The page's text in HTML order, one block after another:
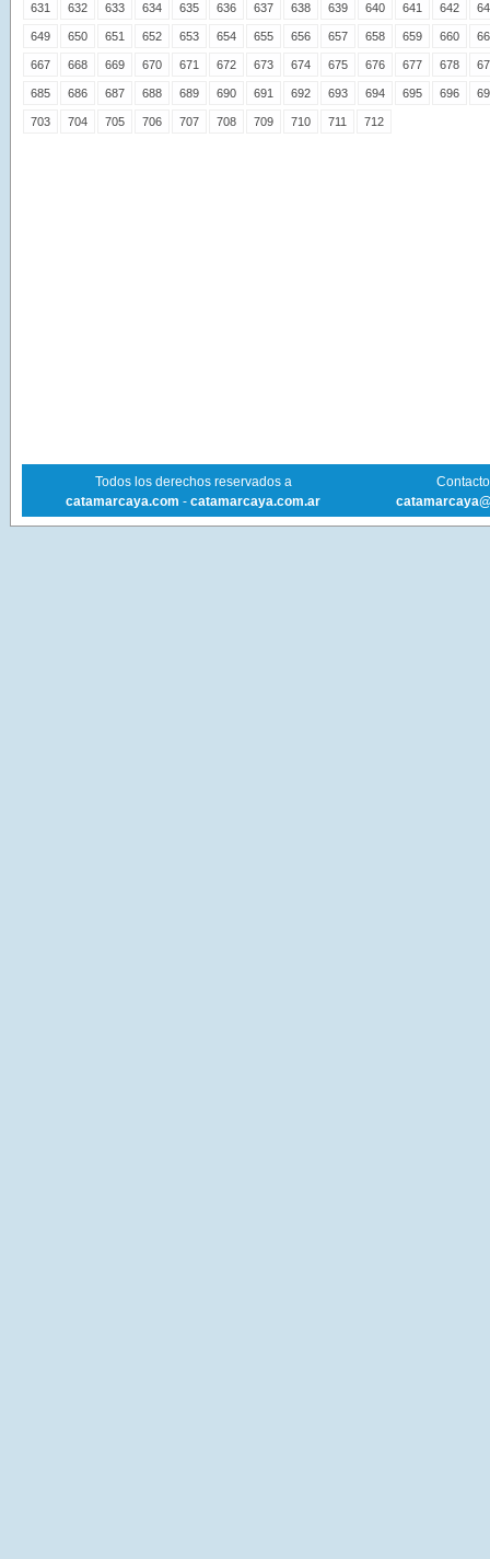
631 632 633 634 635 636 637 638 639 640 641 642
649 650 651 652 653 654 655 656 657 658 659 660
667 668 669 670 671 672 673 674 675 676 677 678
685 686 687 688 689 690 691 692 693 694 695 696
703 704 705 706 707 708 709 710 711 712
Todos los derechos reservados a
catamarcaya.com - catamarcaya.com.ar